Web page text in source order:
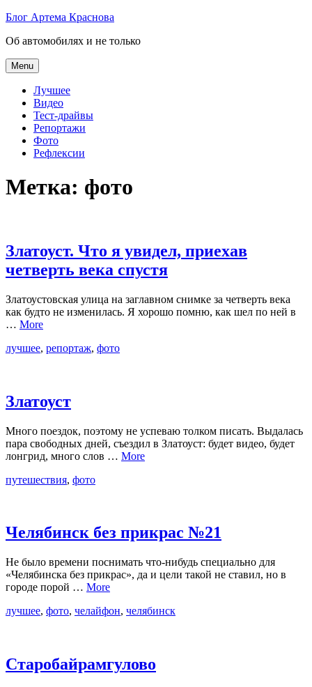
Skip
content
Блог Артема Краснова
Об автомобилях и не только
Menu
Лучшее
Видео
Тест-драйвы
Репортажи
Фото
Рефлексии
Метка: фото
Златоуст. Что я увидел, приехав
четверть века спустя
Златоустовская улица на заглавном снимке за четверть века
как будто не изменилась. Я хорошо помню, как шел по ней в
… More
лучшее, репортаж, фото
Златоуст
Много поездок, поэтому не успеваю толком писать. Выдалась
пара свободных дней, съездил в Златоуст: будет видео, будет
лонгрид, много слов … More
путешествия, фото
Челябинск без прикрас №21
Не было времени поснимать что-нибудь специально для
«Челябинска без прикрас», да и цели такой не ставил, но в
городе порой … More
лучшее, фото, челайфон, челябинск
Старобайрамгулово